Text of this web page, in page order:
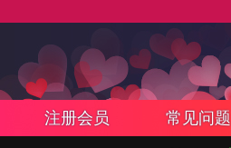
注册会员 常见问题